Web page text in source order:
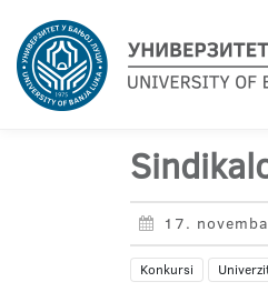
17.
Konkursi